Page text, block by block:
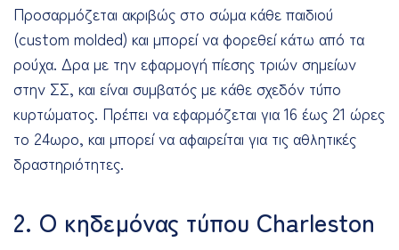
Προσαρμόζεται ακριβώς στο σώμα κάθε παιδιού
(custom molded) και μπορεί να φορεθεί κάτω από τα
ρούχα. Δρα με την εφαρμογή πίεσης τριών σημείων
στην ΣΣ, και είναι συμβατός με κάθε σχεδόν τύπο
κυρτώματος. Πρέπει να εφαρμόζεται για 16 έως 21 ώρες
το 24ωρο, και μπορεί να αφαιρείται για τις αθλητικές
δραστηριότητες.
2. Ο κηδεμόνας τύπου Charleston